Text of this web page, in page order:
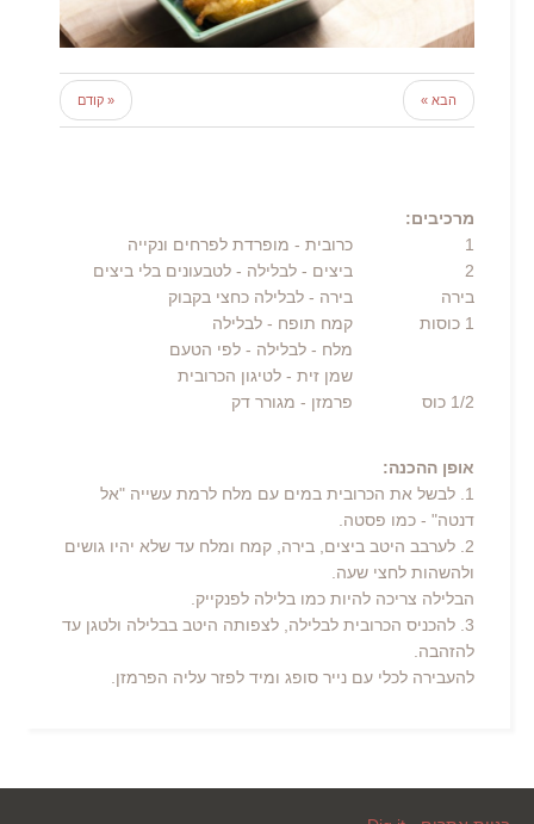
« קודם הבא »
מרכיבים:
1
כרובית - מופרדת לפרחים ונקייה
2
ביצים - לבלילה - לטבעונים בלי ביצים
בירה
בירה - לבלילה כחצי בקבוק
1 כוסות קמח תופח - לבלילה
מלח - לבלילה - לפי הטעם
שמן זית - לטיגון הכרובית
1/2 כוס פרמזן - מגורר דק
אופן ההכנה:
1. לבשל את הכרובית במים עם מלח לרמת עשייה "אל
דנטה" - כמו פסטה.
2. לערבב היטב ביצים, בירה, קמח ומלח עד שלא יהיו גושים
ולהשהות לחצי שעה.
הבלילה צריכה להיות כמו בלילה לפנקייק.
3. להכניס הכרובית לבלילה, לצפותה היטב בבלילה ולטגן עד
להזהבה.
להעבירה לכלי עם נייר סופג ומיד לפזר עליה הפרמזן.